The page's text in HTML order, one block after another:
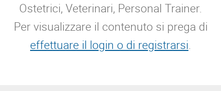
Supporto
Per Esperti
Ostetrici, Veterinari, Personal Trainer.
Per visualizzare il contenuto si prega di
effettuare il login o di registrarsi.